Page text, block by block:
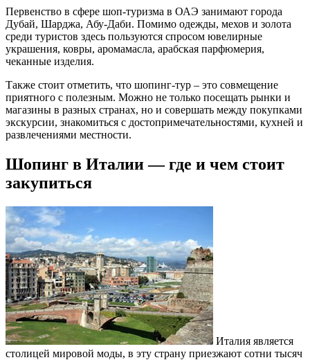
Первенство в сфере шоп-туризма в ОАЭ занимают города
Дубай, Шарджа, Абу-Даби. Помимо одежды, мехов и золота
среди туристов здесь пользуются спросом ювелирные
украшения, ковры, аромамасла, арабская парфюмерия,
чеканные изделия.
Также стоит отметить, что шопинг-тур – это совмещение
приятного с полезным. Можно не только посещать рынки и
магазины в разных странах, но и совершать между покупками
экскурсии, знакомиться с достопримечательностями, кухней и
развлечениями местности.
Шопинг в Италии — где и чем стоит
закупиться
Италия является
столицей мировой моды, в эту страну приезжают сотни тысяч